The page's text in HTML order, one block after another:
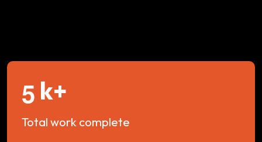
5 k+
Total work complete